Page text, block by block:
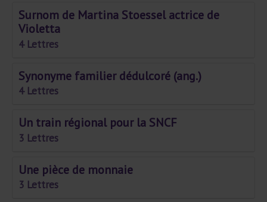
Surnom de Martina Stoessel actrice de
Violetta
4 Lettres
Synonyme familier dédulcoré (ang.)
4 Lettres
Un train régional pour la SNCF
3 Lettres
Une pièce de monnaie
3 Lettres